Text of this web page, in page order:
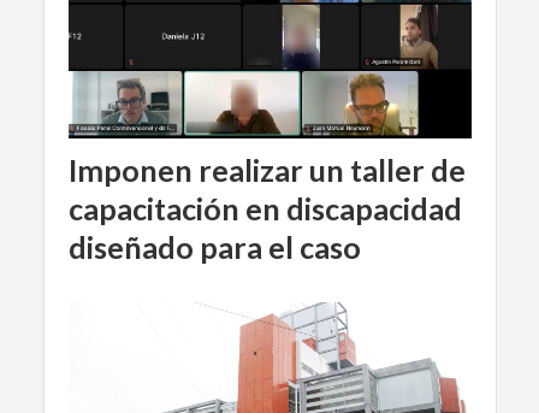
Imponen realizar un taller de
capacitación en discapacidad
diseñado para el caso